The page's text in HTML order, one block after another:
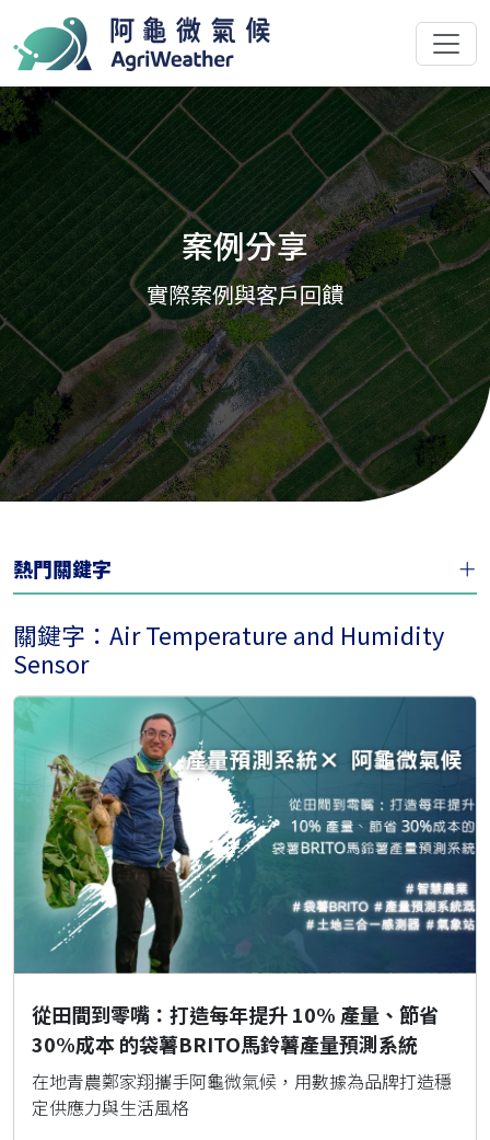
案例分享
實際案例與客戶回饋
熱門關鍵字
關鍵字：Air Temperature and Humidity
Sensor
從田間到零嘴：打造每年提升 10% 產量、節省
30%成本 的袋薯BRITO馬鈴薯產量預測系統
在地青農鄭家翔攜手阿龜微氣候，用數據為品牌打造穩
定供應力與生活風格